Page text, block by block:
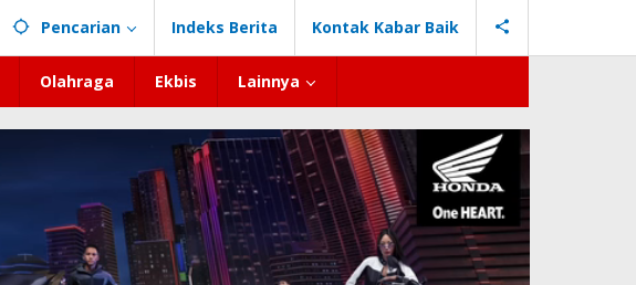
Pencarian Indeks Berita Kontak Kabar Baik
Olahraga Ekbis Lainnya